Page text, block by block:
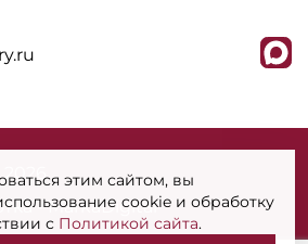
2026
- MarkaDigital
этим сайтом, вы
cookie и обработку
с Политикой сайта.